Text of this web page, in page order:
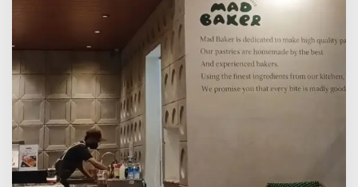
i
s
d
a
n
L